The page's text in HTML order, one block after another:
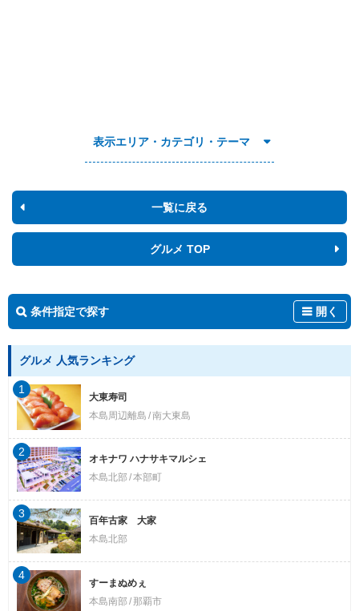
表示エリア・カテゴリ・テーマ
一覧に戻る
グルメ TOP
条件指定で探す 開く
グルメ 人気ランキング
大東寿司
本島周辺離島 南大東島
1
オキナワ ハナサキマルシェ
本島北部 本部町
2
百年古家 大家
本島北部
3
すーまぬめぇ
本島南部
那覇市
4